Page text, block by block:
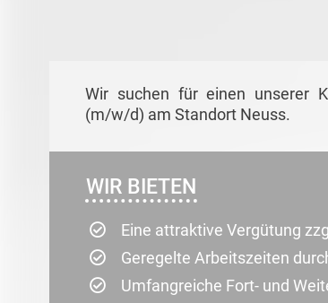
Wir suchen für einen unserer
(m/w/d) am Standort Neuss.
WIR BIETEN
Eine attraktive Vergütung
Geregelte Arbeitszeiten
Umfangreiche Fort- und